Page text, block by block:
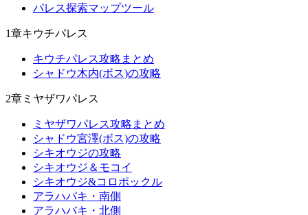
パレス探索マップツール
1章キウチパレス
キウチパレス攻略まとめ
シャドウ木内(ボス)の攻略
2章ミヤザワパレス
ミヤザワパレス攻略まとめ
シャドウ宮澤(ボス)の攻略
シキオウジの攻略
シキオウジ＆モコイ
シキオウジ&コロポックル
アラハバキ・南側
アラハバキ・北側